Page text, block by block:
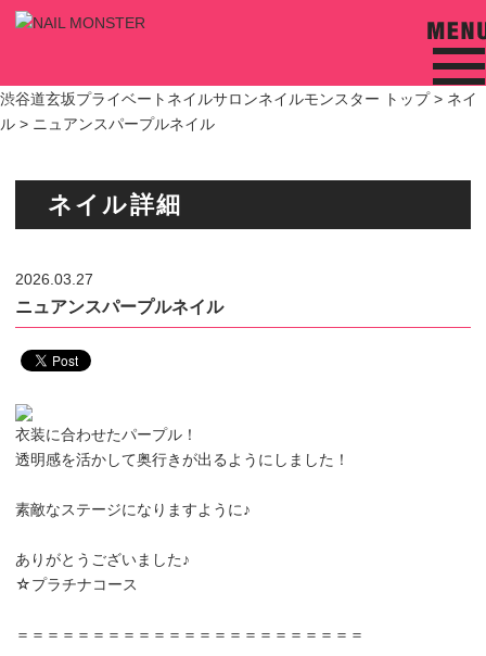
渋谷道玄坂プライベートネイルサロンネイルモンスター トップ > ネイ
ル > ニュアンスパープルネイル
ネイル詳細
2026.03.27
ニュアンスパープルネイル
衣装に合わせたパープル！
透明感を活かして奥行きが出るようにしました！
素敵なステージになりますように♪
ありがとうございました♪
☆プラチナコース
＝＝＝＝＝＝＝＝＝＝＝＝＝＝＝＝＝＝＝＝＝＝＝